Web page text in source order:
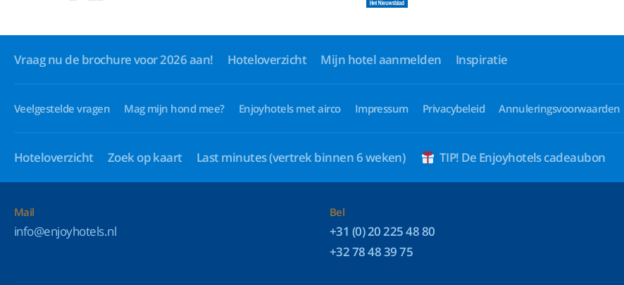
Vraag nu de brochure voor 2026 aan! Hoteloverzicht Mijn hotel aanmelden Inspiratie
Veelgestelde vragen Mag mijn hond mee? Enjoyhotels met airco Impressum Privacybeleid Annuleringsvoorwaarden
Hoteloverzicht Zoek op kaart Last minutes(vertrek binnen 6 weken) TIP! De Enjoyhotels cadeaubon
Mail
info@enjoyhotels.nl
Bel
+31 (0) 20 225 48 80
+32 78 48 39 75